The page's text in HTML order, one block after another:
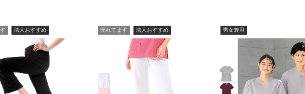
法人おすすめ 売れてます 法人おすすめ 男女兼用